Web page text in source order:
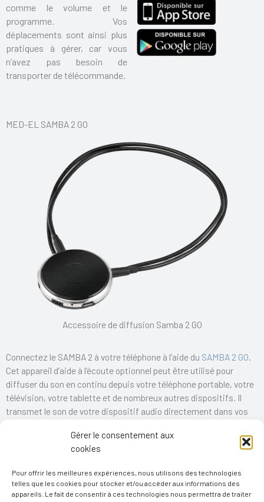
Gérer le consentement aux
cookies
Pour offrir les meilleures expériences, nous utilisons des technologies
telles que les cookies pour stocker et/ou accéder aux informations des
appareils. Le fait de consentir à ces technologies nous permettra de traiter
comme le volume et le
programme. Vos
déplacements sont ainsi plus
pratiques à gérer, car vous
n’avez pas besoin de
transporter de télécommande.
MED-EL SAMBA 2 GO
Accessoire de diffusion Samba 2 GO
Connectez le SAMBA 2 à votre téléphone à l’aide du SAMBA 2 GO.
Cet appareil d’aide à l’écoute optionnel peut être utilisé pour
diffuser du son en continu depuis votre téléphone portable, votre
télévision, votre tablette et de nombreux autres dispositifs. Il
transmet le son de votre dispositif audio directement dans vos
Passer des appels mains-libres
Écouter de la musique